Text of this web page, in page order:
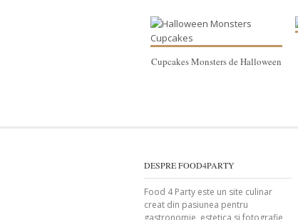
Cupcakes Monsters de Halloween
DESPRE FOOD4PARTY
Food 4 Party este un site culinar
creat din pasiunea pentru
gastronomie, estetica si fotografie